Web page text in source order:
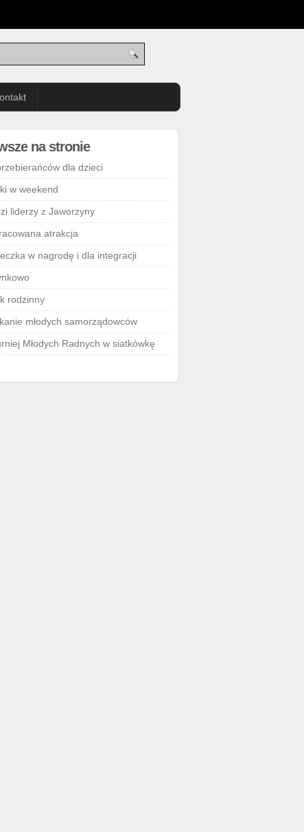
na stronie
dla dzieci
w weekend
liderzy z Jaworzyny
atrakcja
w nagrodę i dla integracji
rodzinny
młodych samorządowców
Młodych Radnych w siatkówkę